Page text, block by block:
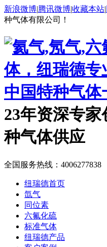
新浪微博|腾讯微博|收藏本站|
种气体有限公司！
中国特种气
23年资深专
种气体供应
全国服务热线： 4006277838
纽瑞德首页
氙气
同位素
六氟化硫
标准气体
纽瑞德产品